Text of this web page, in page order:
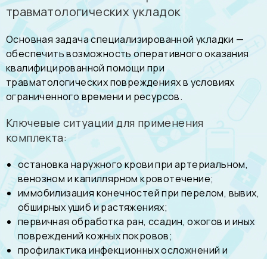
травматологических укладок
Основная задача специализированной укладки —
обеспечить возможность оперативного оказания
квалифицированной помощи при
травматологических повреждениях в условиях
ограниченного времени и ресурсов.
Ключевые ситуации для применения
комплекта:
остановка наружного крови при артериальном,
венозном и капиллярном кровотечение;
иммобилизация конечностей при перелом, вывих,
обширных ушиб и растяжениях;
первичная обработка ран, ссадин, ожогов и иных
повреждений кожных покровов;
профилактика инфекционных осложнений и